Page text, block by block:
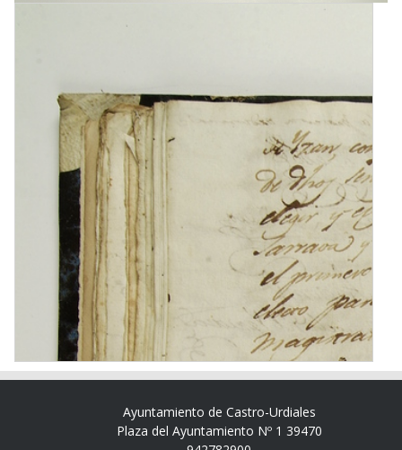
Ayuntamiento de Castro-Urdiales
Plaza del Ayuntamiento Nº 1 39470